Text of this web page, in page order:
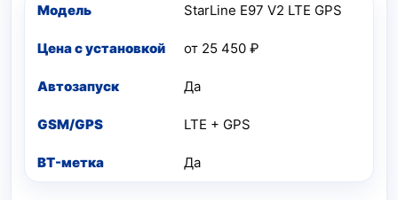
StarLine E97 V2 LTE GPS
от 25 450 ₽
Да
LTE + GPS
Да